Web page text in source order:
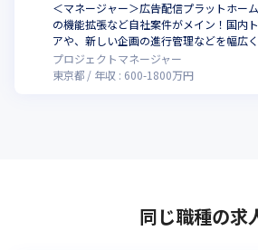
＜マネージャー＞広告配信プラットホー
の機能拡張など自社案件がメイン！国内
アや、新しい企画の進行管理などを幅広
発経験や、AWSを用いた運用経験を活かし
プロジェクトマネージャー
東京都
年収 : 600-1800万円
同じ職種の求